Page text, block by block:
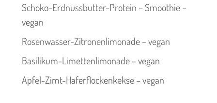
Schoko-Erdnussbutter-Protein – Smoothie –
vegan
Rosenwasser-Zitronenlimonade – vegan
Basilikum-Limettenlimonade – vegan
Apfel-Zimt-Haferflockenkekse – vegan